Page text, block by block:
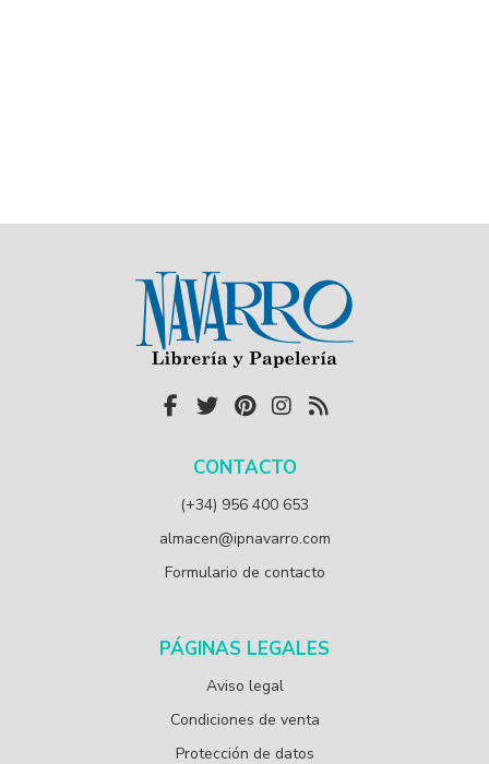
CONTACTO
(+34) 956 400 653
almacen@ipnavarro.com
Formulario de contacto
PÁGINAS LEGALES
Aviso legal
Condiciones de venta
Protección de datos